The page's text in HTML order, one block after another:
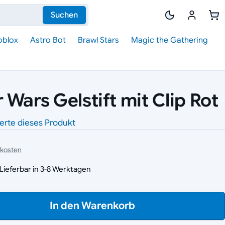
Suchen
Astro Bot Brawl Stars Magic the Gathering
Wars Gelstift mit Clip Rot
dieses Produkt
Lieferbar in 3-8 Werktagen
In den Warenkorb